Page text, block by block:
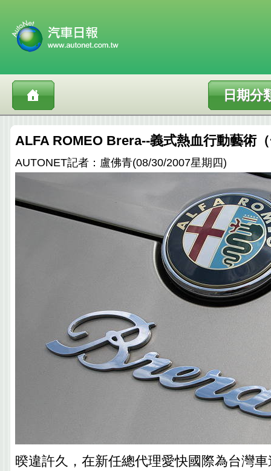
日期分
ALFA ROMEO Brera--義式熱血行動藝術
AUTONET記者：盧佛青(08/30/2007星期四)
暌違許久，在新任總代理愛快國際為台灣